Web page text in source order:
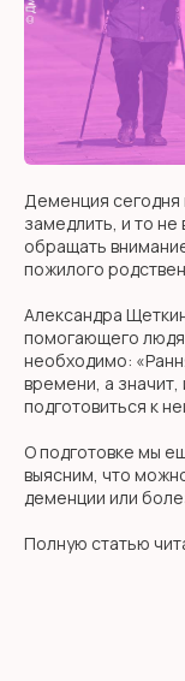
Деменция сегодня
замедлить, и то не
обращать
пожилого
Александра
помогающего
необходимо:
времени, а
подготовиться к
О подготовке мы
выясним, что
деменции или
Полную статью